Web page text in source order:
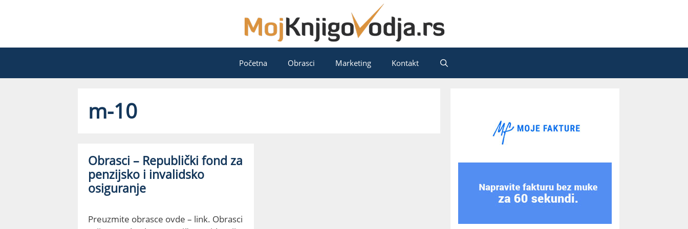
Početna Obrasci Marketing Kontakt
m-10
Obrasci – Republički fond za
penzijsko i invalidsko
osiguranje
Preuzmite obrasce ovde – link. Obrasci